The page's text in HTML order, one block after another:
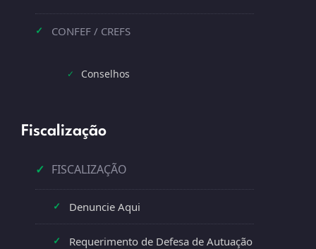
✓ CONFEF / CREFS
✓ Conselhos
Fiscalização
✓ FISCALIZAÇÃO
✓ Denuncie Aqui
✓ Requerimento de Defesa de Autuação